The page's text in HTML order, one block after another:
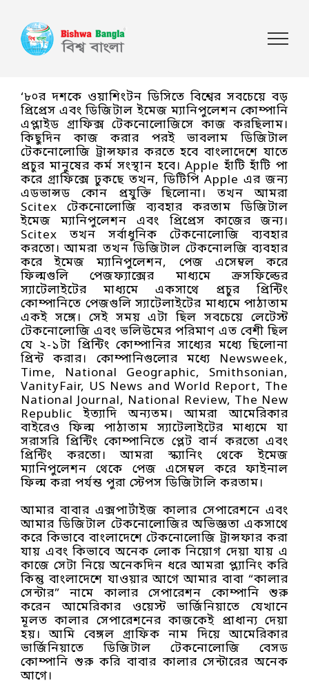
‘৮০র দশকে ওয়াশিংটন ডিসিতে বিশ্বের সবচেয়ে বড়
প্রিপ্রেস এবং ডিজিটাল ইমেজ ম্যানিপুলেশন কোম্পানি
এপ্লাইড গ্রাফিক্স টেকনোলোজিসে কাজ করছিলাম।
কিছুদিন কাজ করার পরই ভাবলাম ডিজিটাল
টেকনোলোজি ট্রান্সফার করতে হবে বাংলাদেশে যাতে
প্রচুর মানুষের কর্ম সংস্থান হবে। Apple হাঁটি হাঁটি পা
করে গ্রাফিক্সে ঢুকছে তখন, ডিটিপি Apple এর জন্য
এডভান্সড কোন প্রযুক্তি ছিলোনা। তখন আমরা
Scitex টেকনোলোজি ব্যবহার করতাম ডিজিটাল
ইমেজ ম্যানিপুলেশন এবং প্রিপ্রেস কাজের জন্য।
Scitex তখন সর্বাধুনিক টেকনোলোজি ব্যবহার
করতো। আমরা তখন ডিজিটাল টেকনোলজি ব্যবহার
করে ইমেজ ম্যানিপুলেশন, পেজ এসেম্বল করে
ফিল্মগুলি পেজফ্যাক্সের মাধ্যমে ক্রসফিল্ডের
স্যাটেলাইটের মাধ্যমে একসাথে প্রচুর প্রিন্টিং
কোম্পানিতে পেজগুলি স্যাটেলাইটের মাধ্যমে পাঠাতাম
একই সঙ্গে। সেই সময় এটা ছিল সবচেয়ে লেটেস্ট
টেকনোলোজি এবং ভলিউমের পরিমাণ এত বেশী ছিল
যে ২-১টা প্রিন্টিং কোম্পানির সাধ্যের মধ্যে ছিলোনা
প্রিন্ট করার। কোম্পানিগুলোর মধ্যে Newsweek,
Time, National Geographic, Smithsonian,
VanityFair, US News and World Report, The
National Journal, National Review, The New
Republic ইত্যাদি অন্যতম। আমরা আমেরিকার
বাইরেও ফিল্ম পাঠাতাম স্যাটেলাইটের মাধ্যমে যা
সরাসরি প্রিন্টিং কোম্পানিতে প্লেট বার্ন করতো এবং
প্রিন্টিং করতো। আমরা স্ক্যানিং থেকে ইমেজ
ম্যানিপুলেশন থেকে পেজ এসেম্বল করে ফাইনাল
ফিল্ম করা পর্যন্ত পুরা স্টেপস ডিজিটালি করতাম।
আমার বাবার এক্সপার্টাইজ কালার সেপারেশনে এবং
আমার ডিজিটাল টেকনোলোজির অভিজ্ঞতা একসাথে
করে কিভাবে বাংলাদেশে টেকনোলোজি ট্রান্সফার করা
যায় এবং কিভাবে অনেক লোক নিয়োগ দেয়া যায় এ
কাজে সেটা নিয়ে অনেকদিন ধরে আমরা প্ল্যানিং করি
কিন্তু বাংলাদেশে যাওয়ার আগে আমার বাবা “কালার
সেন্টার” নামে কালার সেপারেশন কোম্পানি শুরু
করেন আমেরিকার ওয়েস্ট ভার্জিনিয়াতে যেখানে
মূলত কালার সেপারেশনের কাজকেই প্রাধান্য দেয়া
হয়। আমি বেঙ্গল গ্রাফিক নাম দিয়ে আমেরিকার
ভার্জিনিয়াতে ডিজিটাল টেকনোলোজি বেসড
কোম্পানি শুরু করি বাবার কালার সেন্টারের অনেক
আগে।